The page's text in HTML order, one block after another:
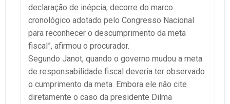
declaração de inépcia, decorre do marco
cronológico adotado pelo Congresso Nacional
para reconhecer o descumprimento da meta
fiscal”, afirmou o procurador.
Segundo Janot, quando o governo mudou a meta
de responsabilidade fiscal deveria ter observado
o cumprimento da meta. Embora ele não cite
diretamente o caso da presidente Dilma